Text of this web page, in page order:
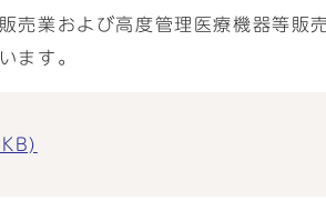
売業および高度管理医療機器等販
ます。